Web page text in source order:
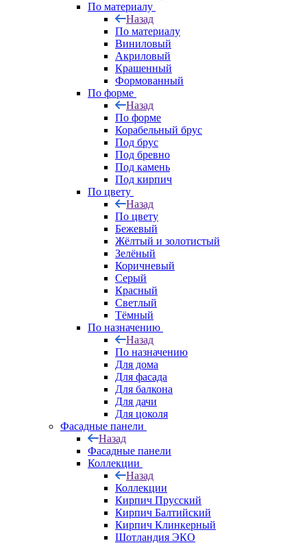
По материалу
Назад
По материалу
Виниловый
Акриловый
Крашенный
Формованный
По форме
Назад
По форме
Корабельный брус
Под брус
Под бревно
Под камень
Под кирпич
По цвету
Назад
По цвету
Бежевый
Жёлтый и золотистый
Зелёный
Коричневый
Серый
Красный
Светлый
Тёмный
По назначению
Назад
По назначению
Для дома
Для фасада
Для балкона
Для дачи
Для цоколя
Фасадные панели
Назад
Фасадные панели
Коллекции
Назад
Коллекции
Кирпич Прусский
Кирпич Балтийский
Кирпич Клинкерный
Шотландия ЭКО